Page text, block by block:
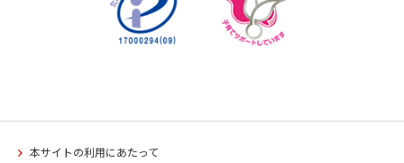
本サイトの利用にあたって